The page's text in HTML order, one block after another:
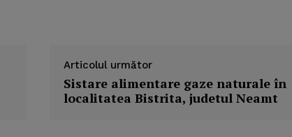
Articolul următor
Sistare alimentare gaze naturale în
localitatea Bistrita, judetul Neamt